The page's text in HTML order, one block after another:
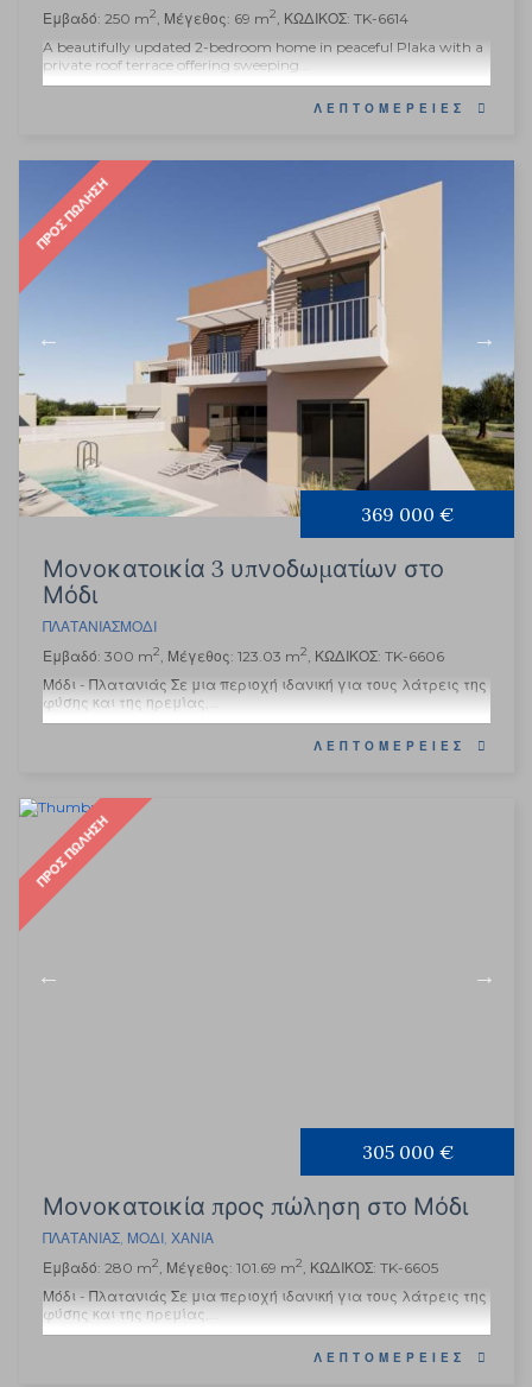
Εμβαδό: 250 m2, Μέγεθος: 69 m2, ΚΩΔΙΚΟΣ: TK-6614
A beautifully updated 2-bedroom home in peaceful Plaka with a
private roof terrace offering sweeping...
ΛΕΠΤΟΜΈΡΕΙΕΣ
ΠΡΟΣ ΠΏΛΗΣΗ
369 000 €
Μονοκατοικία 3 υπνοδωματίων στο
Μόδι
ΠΛΑΤΑΝΙΆΣΜΌΔΙ
Εμβαδό: 300 m2, Μέγεθος: 123.03 m2, ΚΩΔΙΚΟΣ: TK-6606
Μόδι - Πλατανιάς Σε μια περιοχή ιδανική για τους λάτρεις της
φύσης και της ηρεμίας,...
ΛΕΠΤΟΜΈΡΕΙΕΣ
ΠΡΟΣ ΠΏΛΗΣΗ
305 000 €
Μονοκατοικία προς πώληση στο Μόδι
ΠΛΑΤΑΝΙΆΣ, ΜΌΔΙ, ΧΑΝΙΆ
Εμβαδό: 280 m2, Μέγεθος: 101.69 m2, ΚΩΔΙΚΟΣ: TK-6605
Μόδι - Πλατανιάς Σε μια περιοχή ιδανική για τους λάτρεις της
φύσης και της ηρεμίας,...
ΛΕΠΤΟΜΈΡΕΙΕΣ